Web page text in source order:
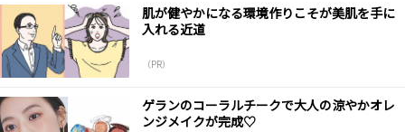
肌が健やかになる環境作りこそが美肌を手に
入れる近道
（PR）
ゲランのコーラルチークで大人の涼やかオレ
ンジメイクが完成♡